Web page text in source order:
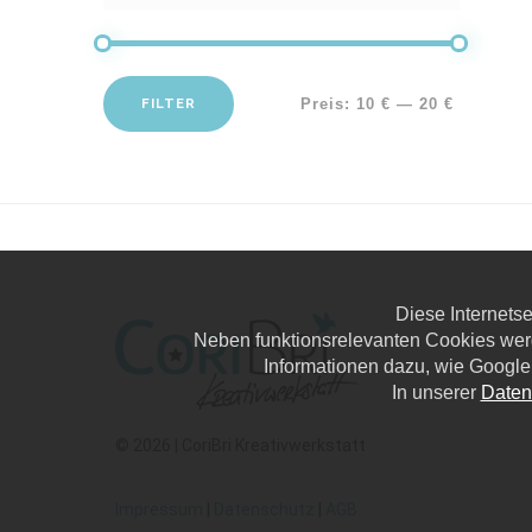
FILTER Preis: 10 € — 20 €
Diese
Neben funktionsrelevanten Cookies
Informationen dazu, wie
In unserer